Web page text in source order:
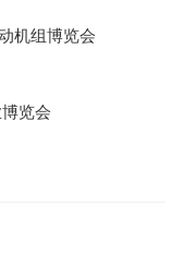
机组博览会
览会